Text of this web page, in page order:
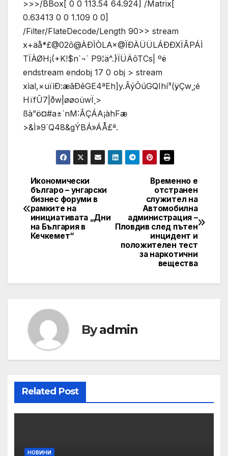
>>>/BBox[ 0 0 113.54 64.924] /Matrix[
0.63413 0 0 1.109 0 0]
/Filter/FlateDecode/Length 90>> stream
x+äå*£@02ô@ÀÐÌÒLA×@ÏÐÀÜÜLÁÐÐXÏÂPÁÌ
TÏÀØH¡(+K!$n`¬` P9¦ä^.}ÏÜÄôTCs| ºë
endstream endobj 17 0 obj > stream
xìal,×uïìÐ:æãÐêGE4ªEh]y.ÂýÕúGQIhí³(ÿÇw¸;é
HïfÛ7|ðw|øøoüwÏ¸>
ßà”ö¤#a±`nM:ÂÇÁA¡àhFæ
>&Ì»9`Q48&gÝBÁ»ÁÅ£ª.
Post
navigation
Временно е
отстранен
служител на
Автомобилна
администрация –
Пловдив след пътен
инцидент и
положителен тест
за наркотични
вещества
Икономически
българо – унгарски
бизнес форуми в
рамките на
инициативата „Дни
на България в
Кечкемет“
Byadmin
Related Post
НОВИНИ